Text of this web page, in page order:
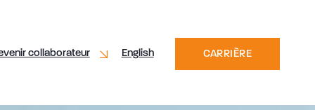
collaborateur English CARRIÈRE